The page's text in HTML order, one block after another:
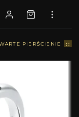
PIERŚCIENIE ::